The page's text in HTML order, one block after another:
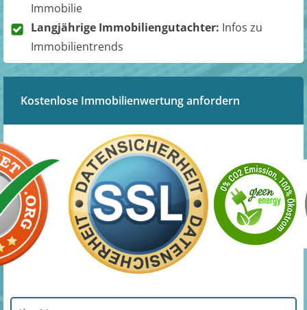
Immobilie
Langjährige Immobiliengutachter: Infos zu
Immobilientrends
Kostenlose Immobilienwertung anfordern